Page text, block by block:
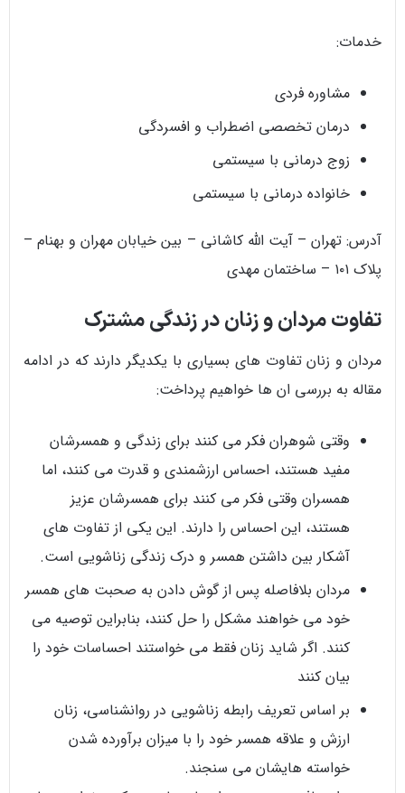
خدمات:
مشاوره فردی
درمان تخصصی اضطراب و افسردگی
زوج درمانی با سیستمی
خانواده درمانی با سیستمی
آدرس: تهران – آیت الله کاشانی – بین خیابان مهران و بهنام –
پلاک ۱۰۱ – ساختمان مهدی
تفاوت مردان و زنان در زندگی مشترک
مردان و زنان تفاوت های بسیاری با یکدیگر دارند که در ادامه
مقاله به بررسی ان ها خواهیم پرداخت:
وقتی شوهران فکر می کنند برای زندگی و همسرشان
مفید هستند، احساس ارزشمندی و قدرت می کنند، اما
همسران وقتی فکر می کنند برای همسرشان عزیز
هستند، این احساس را دارند. این یکی از تفاوت های
آشکار بین داشتن همسر و درک زندگی زناشویی است.
مردان بلافاصله پس از گوش دادن به صحبت های همسر
خود می خواهند مشکل را حل کنند، بنابراین توصیه می
کنند. اگر شاید زنان فقط می خواستند احساسات خود را
بیان کنند
بر اساس تعریف رابطه زناشویی در روانشناسی، زنان
ارزش و علاقه همسر خود را با میزان برآورده شدن
خواسته هایشان می سنجند.